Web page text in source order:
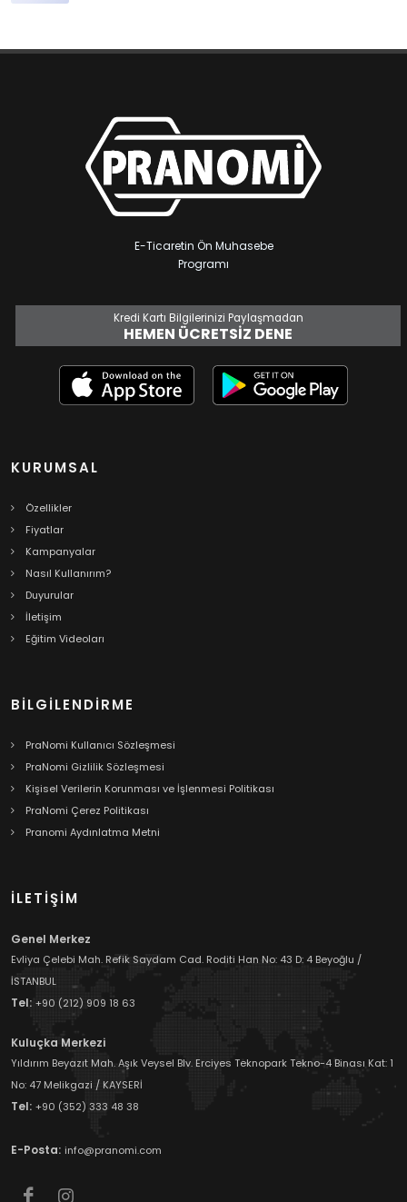
E-Ticaretin Ön Muhasebe
Programı
Kredi Kartı Bilgilerinizi Paylaşmadan
HEMEN ÜCRETSIZ DENE
KURUMSAL
Özellikler
Fiyatlar
Kampanyalar
Nasıl Kullanırım?
Duyurular
İletişim
Eğitim Videoları
BILGILENDIRME
PraNomi Kullanıcı Sözleşmesi
PraNomi Gizlilik Sözleşmesi
Kişisel Verilerin Korunması ve İşlenmesi Politikası
PraNomi Çerez Politikası
Pranomi Aydınlatma Metni
İLETİŞİM
Genel Merkez
Evliya Çelebi Mah. Refik Saydam Cad. Roditi Han No: 43 D: 4 Beyoğlu /
İSTANBUL
Tel: +90 (212) 909 18 63
Kuluçka Merkezi
Yıldırım Beyazıt Mah. Aşık Veysel Blv. Erciyes Teknopark Tekno-4 Binası Kat: 1
No: 47 Melikgazi / KAYSERİ
Tel: +90 (352) 333 48 38
E-Posta: info@pranomi.com